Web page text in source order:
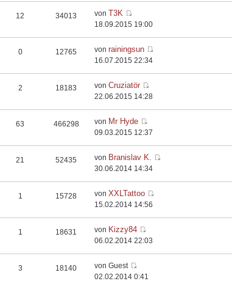
12 34013 von T3K
18.09.2015 19:00
0 12765 vonrainingsun
16.07.2015 22:34
2 18183 vonCruziatör
22.06.2015 14:28
63 466298 von Mr Hyde
09.03.2015 12:37
21 52435 von Branislav K.
30.06.2014 14:34
1 15728 vonXXLTattoo
15.02.2014 14:56
1 18631 von Kizzy84
06.02.2014 22:03
3 18140
von Guest
02.02.2014 0:41